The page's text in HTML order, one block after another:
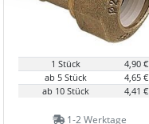
1 Stück
4,90 €
ab 5 Stück
4,65 €
ab 10 Stück
4,41 €
1-2 Werktage